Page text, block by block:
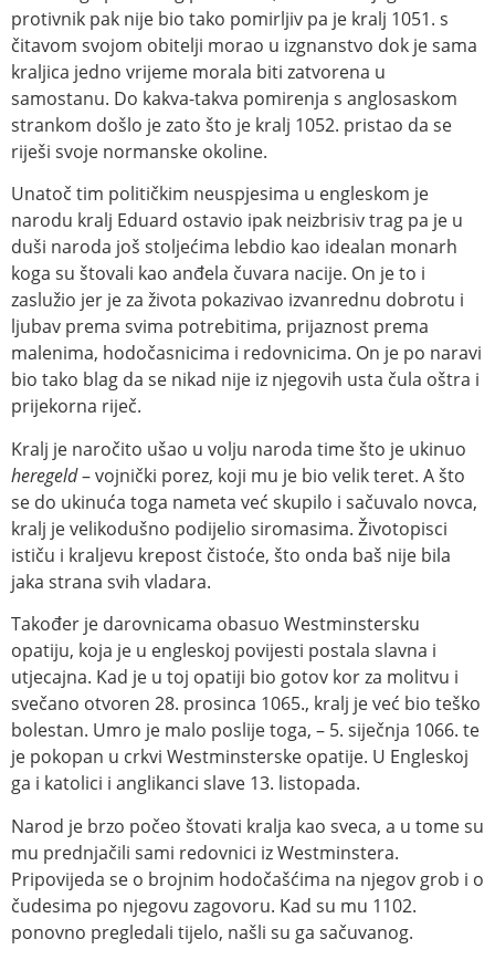
protivnik pak nije bio tako pomirljiv pa je kralj 1051. s
čitavom svojom obitelji morao u izgnanstvo dok je sama
kraljica jedno vrijeme morala biti zatvorena u
samostanu. Do kakva-takva pomirenja s anglosaskom
strankom došlo je zato što je kralj 1052. pristao da se
riješi svoje normanske okoline.
Unatoč tim političkim neuspjesima u engleskom je
narodu kralj Eduard ostavio ipak neizbrisiv trag pa je u
duši naroda još stoljećima lebdio kao idealan monarh
koga su štovali kao anđela čuvara nacije. On je to i
zaslužio jer je za života pokazivao izvanrednu dobrotu i
ljubav prema svima potrebitima, prijaznost prema
malenima, hodočasnicima i redovnicima. On je po naravi
bio tako blag da se nikad nije iz njegovih usta čula oštra i
prijekorna riječ.
Kralj je naročito ušao u volju naroda time što je ukinuo
heregeld– vojnički porez, koji mu je bio velik teret. A što
se do ukinuća toga nameta već skupilo i sačuvalo novca,
kralj je velikodušno podijelio siromasima. Životopisci
ističu i kraljevu krepost čistoće, što onda baš nije bila
jaka strana svih vladara.
Također je darovnicama obasuo Westminstersku
opatiju, koja je u engleskoj povijesti postala slavna i
utjecajna. Kad je u toj opatiji bio gotov kor za molitvu i
svečano otvoren 28. prosinca 1065., kralj je već bio teško
bolestan. Umro je malo poslije toga, – 5. siječnja 1066. te
je pokopan u crkvi Westminsterske opatije. U Engleskoj
ga i katolici i anglikanci slave 13. listopada.
Narod je brzo počeo štovati kralja kao sveca, a u tome su
mu prednjačili sami redovnici iz Westminstera.
Pripovijeda se o brojnim hodočašćima na njegov grob i o
čudesima po njegovu zagovoru. Kad su mu 1102.
ponovno pregledali tijelo, našli su ga sačuvanog.